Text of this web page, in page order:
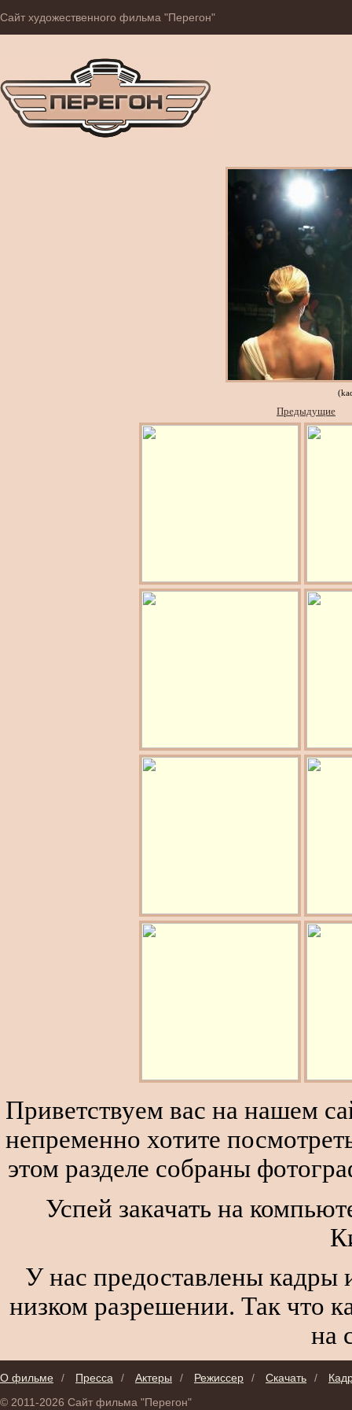
Сайт художественного фильма "Перегон"
Предыдущие
Приветствуем вас на нашем
непременно хотите
этом разделе собраны
Успей закачать на
У нас предоставлены кадры
низком разрешении. Так что
на
О фильме / Пресса / Актеры / Режиссер / Скачать /
© 2011-2026 Сайт фильма "Перегон"